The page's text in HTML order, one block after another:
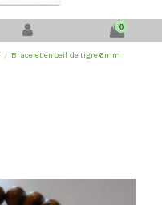
0
Bracelet en oeil de tigre 6mm